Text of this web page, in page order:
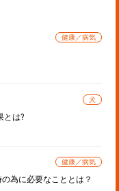
健康／病気
犬
とは?
健康／病気
為に必要なこととは？